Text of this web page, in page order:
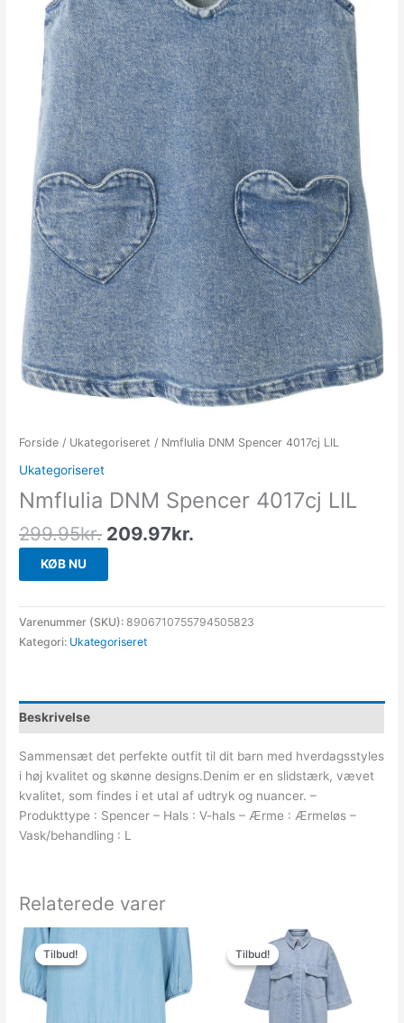
Forside / Ukategoriseret / Nmflulia DNM Spencer 4017cj LIL
Ukategoriseret
Nmflulia DNM Spencer 4017cj LIL
299.95kr. 209.97kr.
KØB NU
Varenummer (SKU):8906710755794505823
Kategori: Ukategoriseret
Beskrivelse
Sammensæt det perfekte outfit til dit barn med hverdagsstyles
i høj kvalitet og skønne designs.Denim er en slidstærk, vævet
kvalitet, som findes i et utal af udtryk og nuancer. –
Produkttype : Spencer – Hals : V-hals – Ærme : Ærmeløs –
Vask/behandling : L
Relaterede varer
Tilbud!
Tilbud!
oprindelige
pris
299.98kr..
Tilbud!
Tilbud!
oprindelige
pris
var:
449.95kr..
aktuelle
pris
er:
150.00kr..